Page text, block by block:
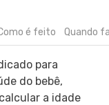
é feito Quando
para
do bebê,
a idade